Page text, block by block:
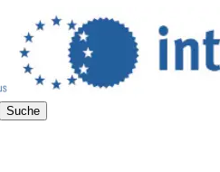
Suche